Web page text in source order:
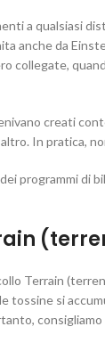
a qualsiasi
anche da
collegate,
creati
In pratica,
programmi
Terrain
si